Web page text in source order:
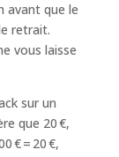
avant que le
retrait.
vous laisse
sur un
que 20 €,
€ = 20 €,